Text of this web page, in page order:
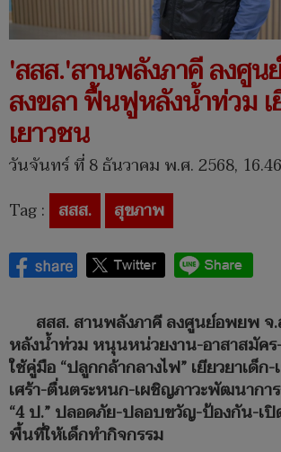
'สสส.'สานพลังภาคี ลงศู
สงขลา ฟื้นฟูหลังน้ำท่วม เ
เยาวชน
วันจันทร์ ที่ 8 ธันวาคม พ.ศ. 2568,
Tag : สสส. สุขภาพ
สสส. สานพลังภาคี ลงศูนย์อพยพ
หลังน้ำท่วม หนุนหน่วยงาน-อาสาสมัค
ใช้คู่มือ “ปลูกกล้ากลางไฟ” เยียวยาเด็ก
เศร้า-ตื่นตระหนก-เผชิญภาวะพัฒนาก
“4 ป.” ปลอดภัย-ปลอบขวัญ-ป้องกัน-เปิ
พื้นที่ให้เด็กทำกิจกรรม